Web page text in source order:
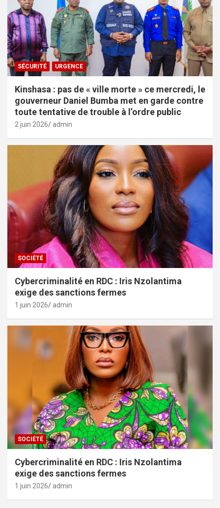
SÉCURITÉ URGENCE
Kinshasa : pas de « ville morte » ce mercredi, le
gouverneur Daniel Bumba met en garde contre
toute tentative de trouble à l’ordre public
2 juin 2026 admin
SOCIÉTÉ
Cybercriminalité en RDC : Iris Nzolantima
exige des sanctions fermes
1 juin 2026 admin
SOCIÉTÉ
Cybercriminalité en RDC : Iris Nzolantima
exige des sanctions fermes
1 juin 2026 admin